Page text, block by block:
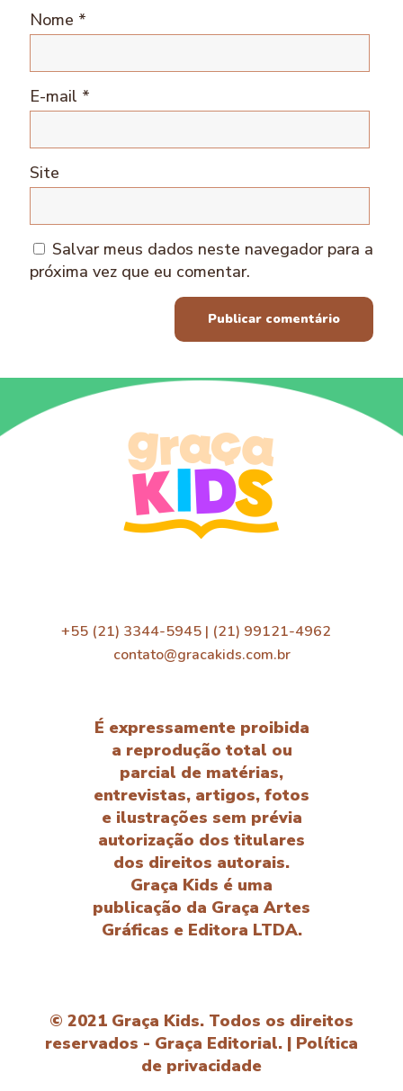
Nome *
E-mail *
Site
Salvar meus dados neste navegador para a
próxima vez que eu comentar.
+55 (21) 3344-5945 | (21) 99121-4962
contato@gracakids.com.br
É expressamente proibida
a reprodução total ou
parcial de matérias,
entrevistas, artigos, fotos
e ilustrações sem prévia
autorização dos titulares
dos direitos autorais.
Graça Kids é uma
publicação da Graça Artes
Gráficas e Editora LTDA.
© 2021 Graça Kids. Todos os direitos
reservados - Graça Editorial. | Política
de privacidade